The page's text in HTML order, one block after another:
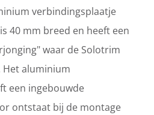
verbindingsplaatje
40 mm breed en heeft een
waar de Solotrim
Het aluminium
een ingebouwde
ontstaat bij de montage